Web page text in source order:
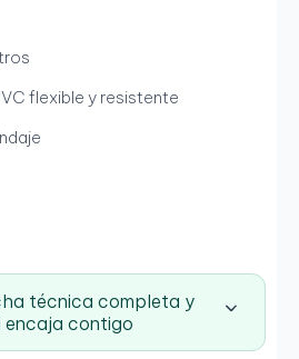
flexible y resistente
técnica completa y
encaja contigo